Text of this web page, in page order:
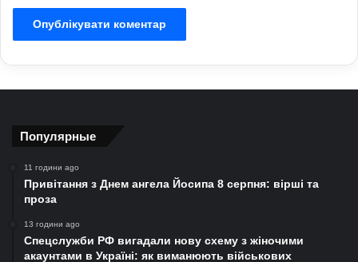
Популярные
11 години ago
Привітання з Днем ангела Йосипа 8 серпня: вірші та
проза
13 години ago
Спецслужби РФ вигадали нову схему з жіночими
акаунтами в Україні: як виманюють військових